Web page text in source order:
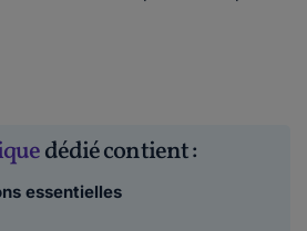
dédié contient :
essentielles